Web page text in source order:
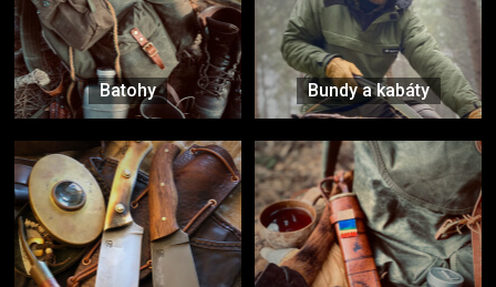
Batohy Bundy a kabáty